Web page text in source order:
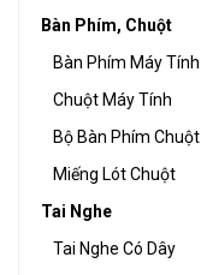
Bàn Phím, Chuột
Bàn Phím Máy Tính
Chuột Máy Tính
Bộ Bàn Phím Chuột
Miếng Lót Chuột
Tai Nghe
Tai Nghe Có Dây